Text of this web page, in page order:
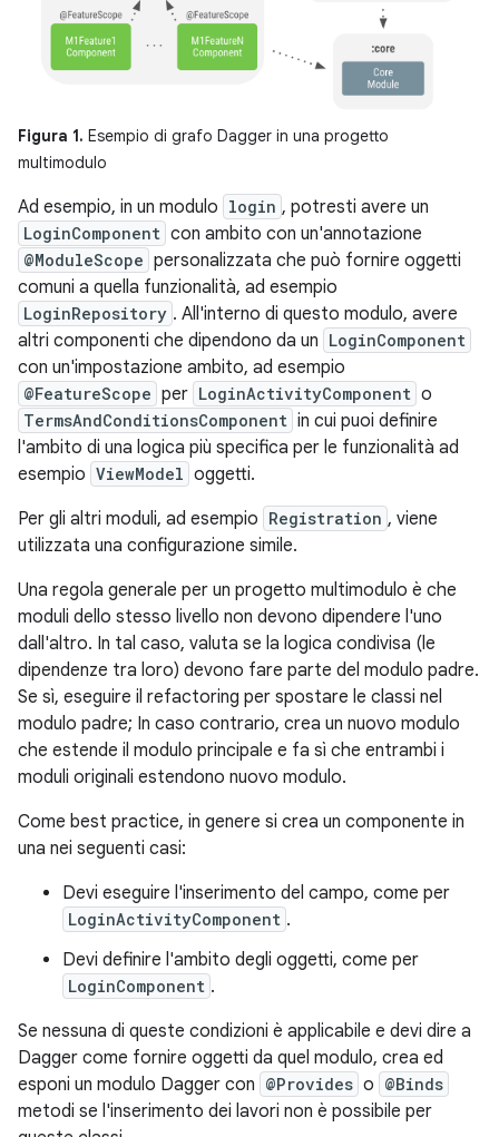
Figura 1. Esempio di grafo Dagger in una progetto
multimodulo
Ad esempio, in un modulo login , potresti avere un
LoginComponent con ambito con un'annotazione
@ModuleScope personalizzata che può fornire oggetti
comuni a quella funzionalità, ad esempio
LoginRepository . All'interno di questo modulo, avere
altri componenti che dipendono da un LoginComponent
con un'impostazione ambito, ad esempio
@FeatureScope per LoginActivityComponent o
TermsAndConditionsComponent in cui puoi definire
l'ambito di una logica più specifica per le funzionalità ad
esempio ViewModel oggetti.
Per gli altri moduli, ad esempio Registration , viene
utilizzata una configurazione simile.
Una regola generale per un progetto multimodulo è che
moduli dello stesso livello non devono dipendere l'uno
dall'altro. In tal caso, valuta se la logica condivisa (le
dipendenze tra loro) devono fare parte del modulo padre.
Se sì, eseguire il refactoring per spostare le classi nel
modulo padre; In caso contrario, crea un nuovo modulo
che estende il modulo principale e fa sì che entrambi i
moduli originali estendono nuovo modulo.
Come best practice, in genere si crea un componente in
una nei seguenti casi:
Devi eseguire l'inserimento del campo, come per
LoginActivityComponent .
Devi definire l'ambito degli oggetti, come per
LoginComponent .
Se nessuna di queste condizioni è applicabile e devi dire a
Dagger come fornire oggetti da quel modulo, crea ed
esponi un modulo Dagger con @Provides o @Binds
metodi se l'inserimento dei lavori non è possibile per